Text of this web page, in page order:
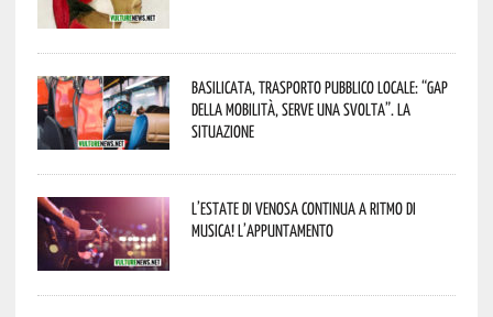
Basilicata, trasporto pubblico locale: “Gap
della mobilità, serve una svolta”. La
situazione
L’estate di Venosa continua a ritmo di
musica! L’appuntamento